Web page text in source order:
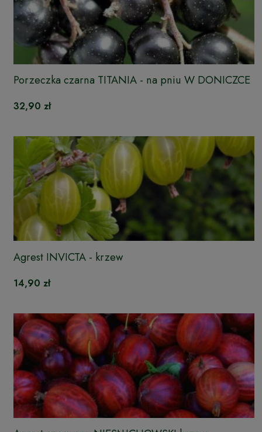
Porzeczka czarna TITANIA - na pniu W DONICZCE
32,90 zł
Agrest INVICTA - krzew
14,90 zł